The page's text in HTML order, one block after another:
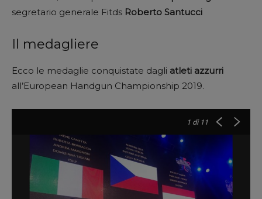
segretario generale Fitds Roberto Santucci
Il medagliere
Ecco le medaglie conquistate dagli atleti azzurri
all’European Handgun Championship 2019.
1 di 11